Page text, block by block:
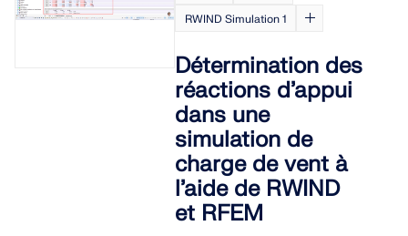
RWIND Simulation 1
Détermination des
réactions d’appui
dans une
simulation de
charge de vent à
l’aide de RWIND
et RFEM